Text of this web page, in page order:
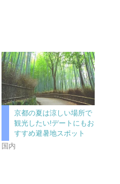
京都の夏は涼しい場所で
観光したい!デートにもお
すすめ避暑地スポット
国内